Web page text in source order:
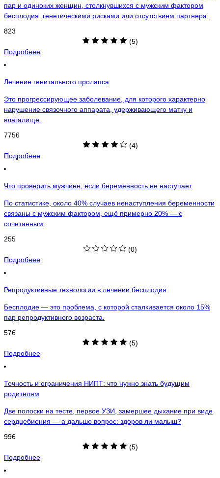
пар и одиноких женщин, столкнувшихся с мужским фактором
бесплодия, генетическими рисками или отсутствием партнера.
823
(5)
Подробнее
Лечение генитального пролапса
Это прогрессирующее заболевание, для которого характерно
нарушение связочного аппарата, удерживающего матку и
влагалище.
7756
(4)
Подробнее
Что проверить мужчине, если беременность не наступает
По статистике, около 40% случаев ненаступления беременности
связаны с мужским фактором, ещё примерно 20% — с
сочетанным.
255
(0)
Подробнее
Репродуктивные технологии в лечении бесплодия
Бесплодие — это проблема, с которой сталкивается около 15%
пар репродуктивного возраста.
576
(5)
Подробнее
Точность и ограничения НИПТ: что нужно знать будущим
родителям
Две полоски на тесте, первое УЗИ, замершее дыхание при виде
сердцебиения — а дальше вопрос: здоров ли малыш?
996
(5)
Подробнее